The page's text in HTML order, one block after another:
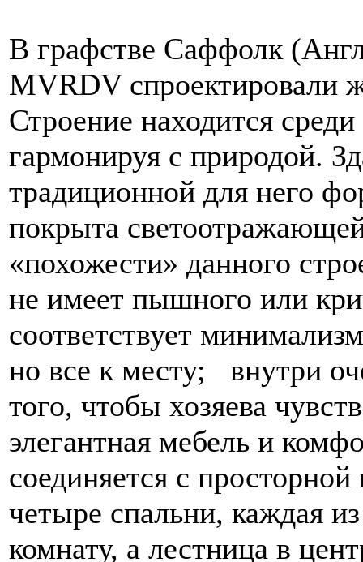
В графстве Саффолк
MVRDV спроектировали
Строение находится
гармонируя с природой.
традиционной для него
покрыта
«похожести» данного
не имеет пышного или
соответствует
но все к месту; внутри
того, чтобы хозяева
элегантная мебель и
соединяется с
четыре спальни, каждая
комнату, а лестница в